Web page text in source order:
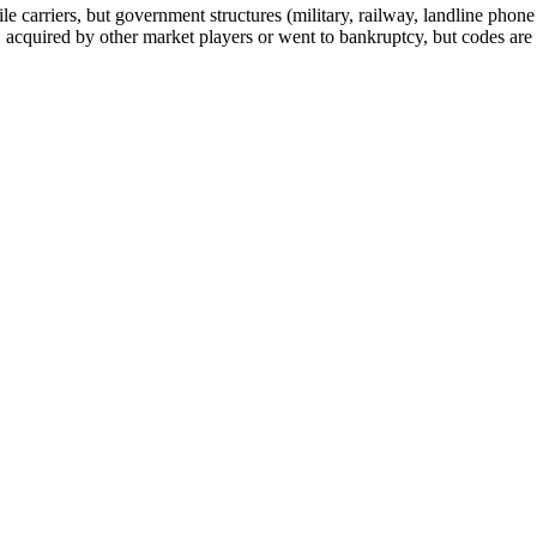
carriers, but government structures (military, railway, landline
by other market players or went to bankruptcy, but codes